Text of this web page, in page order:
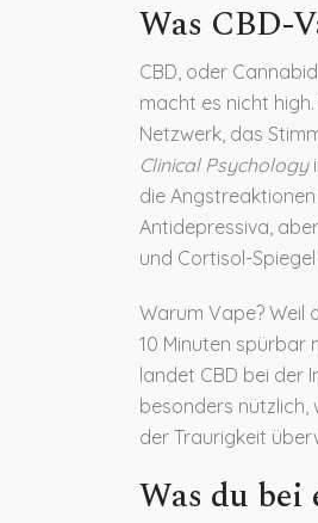
Was CBD-
CBD, oder
macht es nicht
Netzwerk, das
Clinical Psychology
die
Antidepressiva,
und Cortisol-
Warum Vape? Weil
10 Minuten spürbar
landet CBD bei der
besonders nützlich,
der Traurigkeit
Was du bei